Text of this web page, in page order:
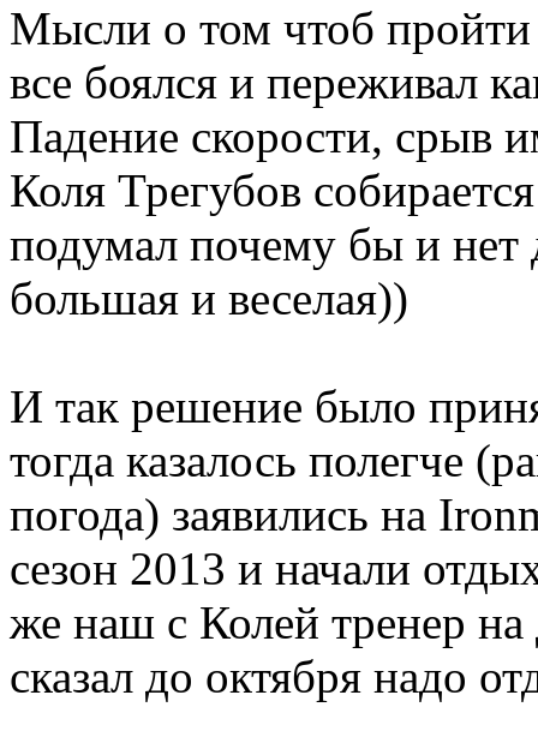
Мысли о том чтоб
все боялся и переживал
Падение скорости, срыв
Коля Трегубов
подумал почему бы и нет
большая и веселая))
И так решение было
тогда казалось полегче
погода) заявились на
сезон 2013 и начали
же наш с Колей тренер
сказал до октября надо